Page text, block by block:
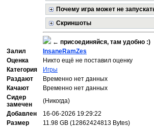
Почему игра может не
Скриншоты
← присоединяйся, там удобно :)
Залил
InsaneRamZes
Оценка
Никто ещё не поставил оценку
Категория
Игры
Раздают
Временно нет данных
Качают
Временно нет данных
Сидер
замечен
(Никогда)
Добавлен
16-06-2026 19:29:22
Размер
11.98 GB (12862424813 Bytes)